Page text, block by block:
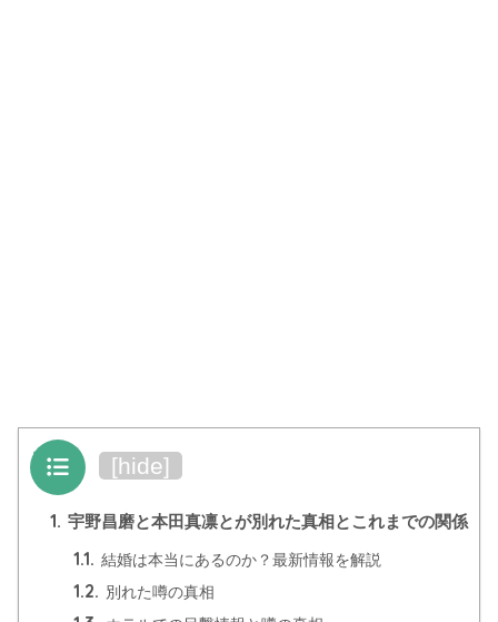
目次 [hide]
1. 宇野昌磨と本田真凛とが別れた真相とこれまでの関係
1.1. 結婚は本当にあるのか？最新情報を解説
1.2. 別れた噂の真相